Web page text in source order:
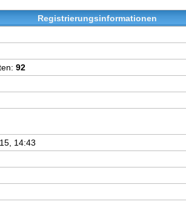
Registrierungsinformationen
92
14:43